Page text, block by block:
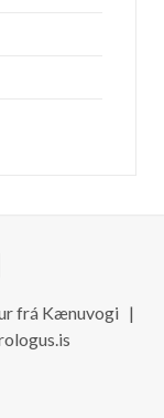
frá Kænuvogi |